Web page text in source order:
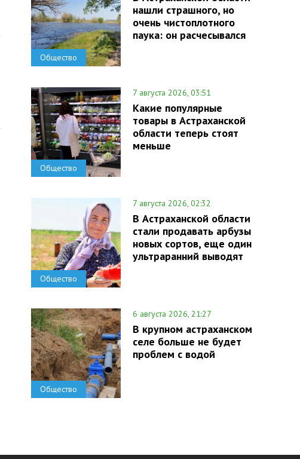
Общество
нашли страшного, но
очень чистоплотного
паука: он расчесывался
Общество
7 августа 2026, 03:51
Какие популярные
товары в Астраханской
области теперь стоят
меньше
Общество
7 августа 2026, 02:32
В Астраханской области
стали продавать арбузы
новых сортов, еще один
ультраранний выводят
Общество
6 августа 2026, 21:27
В крупном астраханском
селе больше не будет
проблем с водой